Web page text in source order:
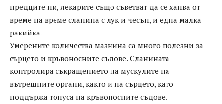
предците ни, лекарите също съветват да се хапва от
време на време сланина с лук и чесън, и една малка
ракийка.
Умерените количества мазнина са много полезни за
сърцето и кръвоносните съдове. Сланината
контролира съкращението на мускулите на
вътрешните органи, както и на сърцето, като
поддържа тонуса на кръвоносните съдове.